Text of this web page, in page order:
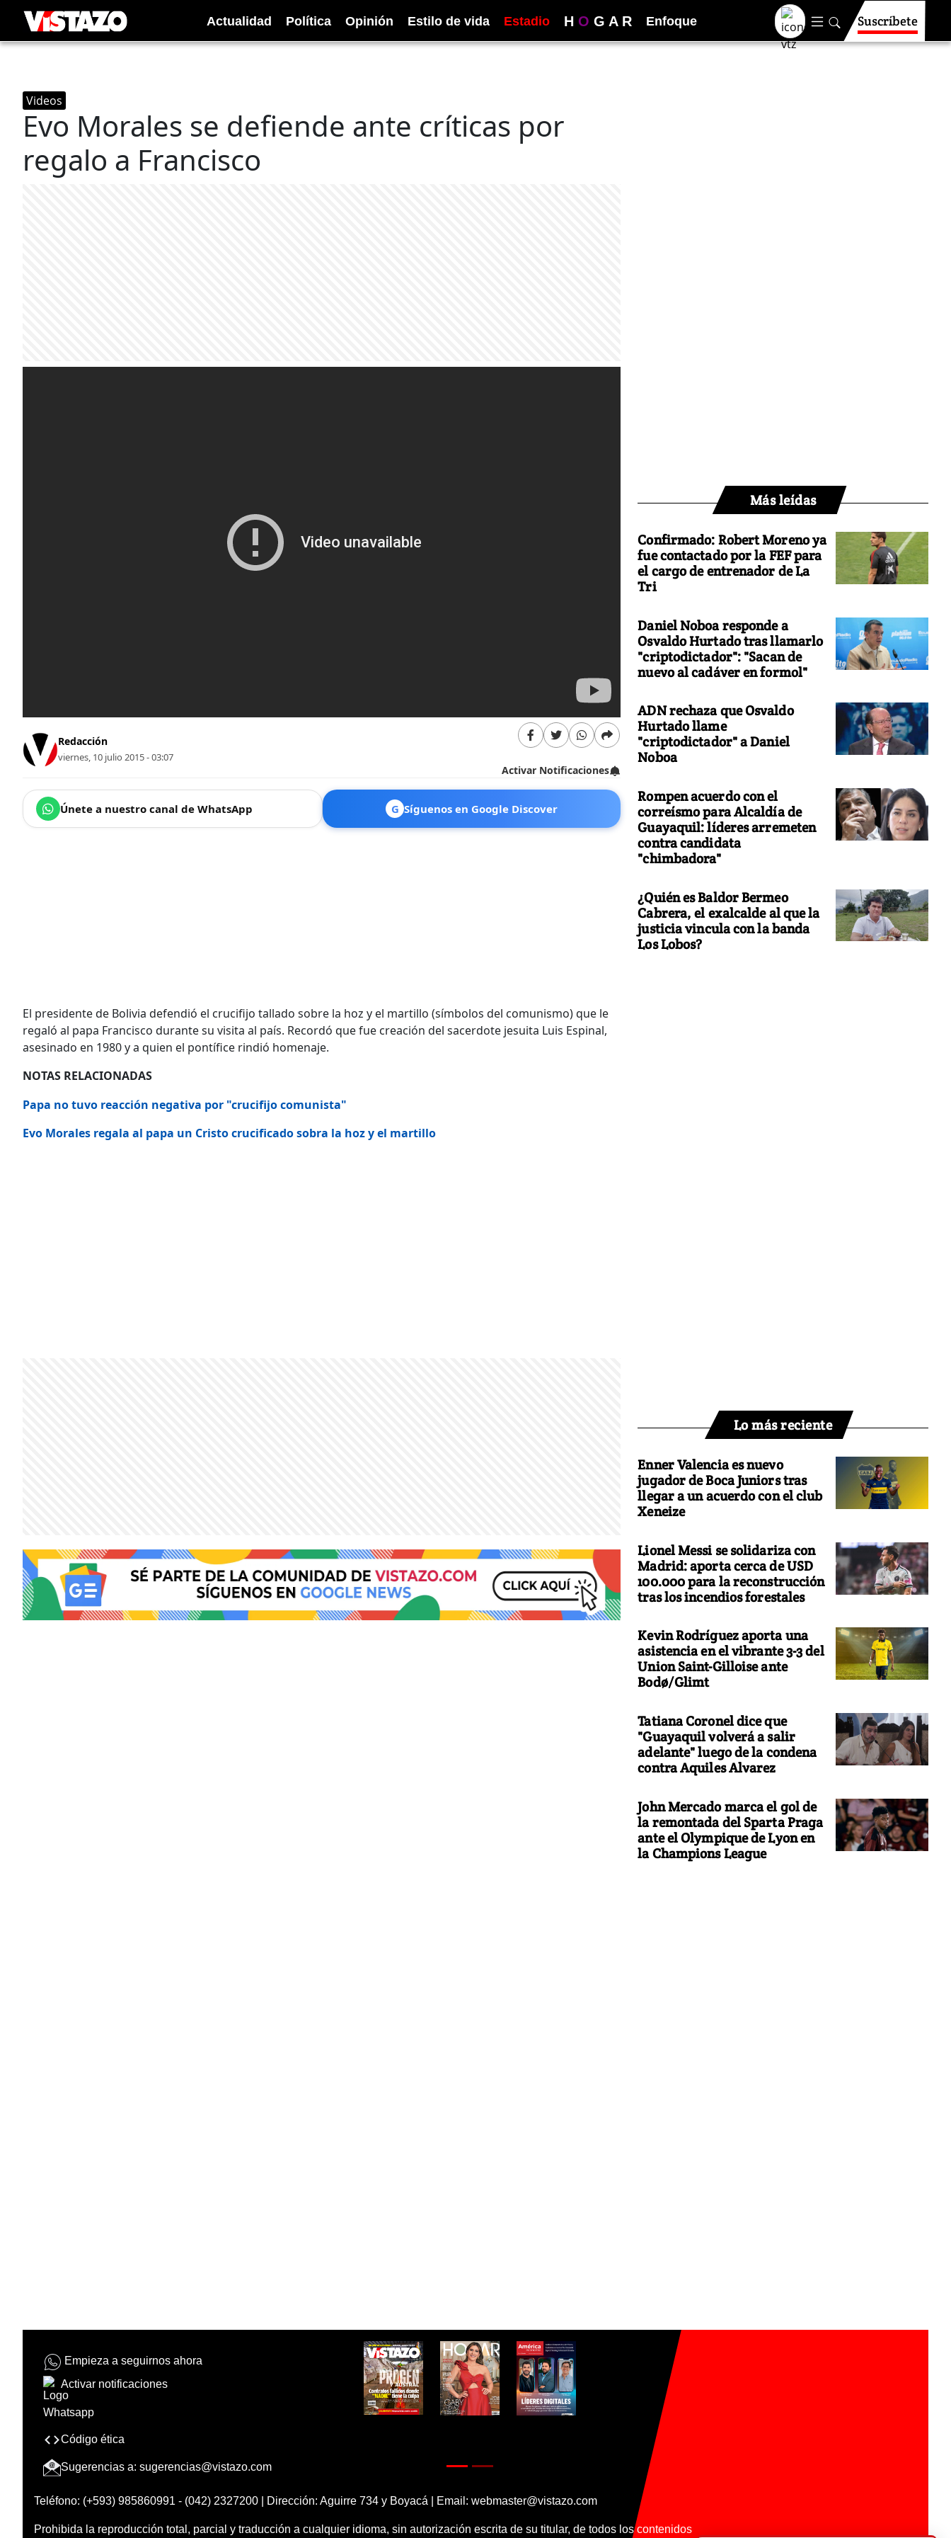
Actualidad Política Opinión Estilo de vida Estadio H O G A R Enfoque Suscríbete
Videos
Evo Morales se defiende ante críticas por
regalo a Francisco
Redacción
viernes, 10 julio 2015 - 03:07
Activar Notificaciones
Únete a nuestro canal de WhatsApp G Síguenos en Google Discover
El presidente de Bolivia defendió el crucifijo tallado sobre la hoz y el martillo (símbolos del comunismo) que le
regaló al papa Francisco durante su visita al país. Recordó que fue creación del sacerdote jesuita Luis Espinal,
asesinado en 1980 y a quien el pontífice rindió homenaje.
NOTAS RELACIONADAS
Papa no tuvo reacción negativa por "crucifijo comunista"
Evo Morales regala al papa un Cristo crucificado sobra la hoz y el martillo
Más leídas
Confirmado: Robert Moreno ya
fue contactado por la FEF para
el cargo de entrenador de La
Tri
Daniel Noboa responde a
Osvaldo Hurtado tras llamarlo
"criptodictador": "Sacan de
nuevo al cadáver en formol"
ADN rechaza que Osvaldo
Hurtado llame
"criptodictador" a Daniel
Noboa
Rompen acuerdo con el
correísmo para Alcaldía de
Guayaquil: líderes arremeten
contra candidata
"chimbadora"
¿Quién es Baldor Bermeo
Cabrera, el exalcalde al que la
justicia vincula con la banda
Los Lobos?
Lo más reciente
Enner Valencia es nuevo
jugador de Boca Juniors tras
llegar a un acuerdo con el club
Xeneize
Lionel Messi se solidariza con
Madrid: aporta cerca de USD
100.000 para la reconstrucción
tras los incendios forestales
Kevin Rodríguez aporta una
asistencia en el vibrante 3-3 del
Union Saint-Gilloise ante
Bodø/Glimt
Tatiana Coronel dice que
"Guayaquil volverá a salir
adelante" luego de la condena
contra Aquiles Alvarez
John Mercado marca el gol de
la remontada del Sparta Praga
ante el Olympique de Lyon en
la Champions League
Empieza a seguirnos ahora
Activar notificaciones
Código ética
Sugerencias a: sugerencias@vistazo.com
Teléfono: (+593) 985860991 - (042) 2327200 | Dirección: Aguirre 734 y Boyacá | Email: webmaster@vistazo.com
Prohibida la reproducción total, parcial y traducción a cualquier idioma, sin autorización escrita de su titular, de todos los contenidos